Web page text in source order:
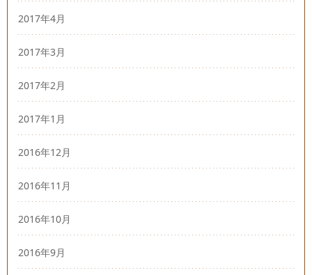
2017年4月
2017年3月
2017年2月
2017年1月
2016年12月
2016年11月
2016年10月
2016年9月